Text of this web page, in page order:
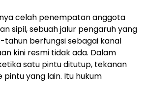
celah penempatan anggota
sipil, sebuah jalur pengaruh yang
berfungsi sebagai kanal
kini resmi tidak ada. Dalam
satu pintu ditutup, tekanan
yang lain. Itu hukum